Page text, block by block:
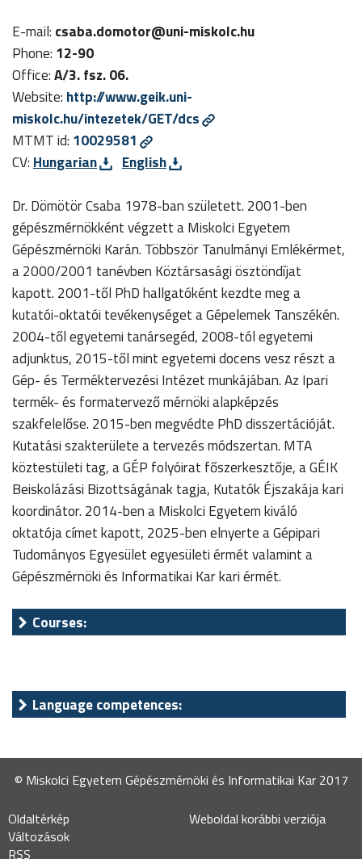
E-mail: csaba.domotor@uni-miskolc.hu
Phone: 12-90
Office:A/3. fsz. 06.
Website: http://www.geik.uni-
miskolc.hu/intezetek/GET/dcs
MTMT id: 10029581
CV:Hungarian
English
Dr. Dömötör Csaba 1978-ban született. 2001-ben
gépészmérnökként végzett a Miskolci Egyetem
Gépészmérnöki Karán. Többször Tanulmányi Emlékérmet,
a 2000/2001 tanévben Köztársasági ösztöndíjat
kapott. 2001-től PhD hallgatóként kezdte meg a
kutatói-oktatói tevékenységet a Gépelemek Tanszékén.
2004-től egyetemi tanársegéd, 2008-tól egyetemi
adjunktus, 2015-től mint egyetemi docens vesz részt a
Gép- és Terméktervezési Intézet munkájában. Az Ipari
termék- és formatervező mérnöki alapképzés
szakfelelőse. 2015-ben megvédte PhD disszertációját.
Kutatási szakterülete a tervezés módszertan. MTA
köztestületi tag, a GÉP folyóirat főszerkesztője, a GÉIK
Beiskolázási Bizottságának tagja, Kutatók Éjszakája kari
koordinátor. 2014-ben a Miskolci Egyetem kiváló
oktatója címet kapott, 2025-ben elnyerte a Gépipari
Tudományos Egyesület egyesületi érmét valamint a
Gépészmérnöki és Informatikai Kar kari érmét.
Courses:
Language competences:
© Miskolci Egyetem Gépészmérnöki és Informatikai Kar 2017
Oldaltérkép
Változások
RSS
Weboldal korábbi verziója